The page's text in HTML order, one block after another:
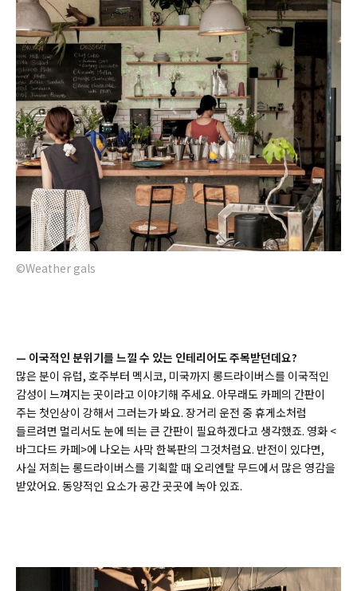
©Weather gals
— 이국적인 분위기를 느낄 수 있는 인테리어도 주목받던데요?
많은 분이 유럽, 호주부터 멕시코, 미국까지 롱드라이버스를 이국적인
감성이 느껴지는 곳이라고 이야기해 주세요. 아무래도 카페의 간판이
주는 첫인상이 강해서 그러는가 봐요. 장거리 운전 중 휴게소처럼
들르려면 멀리서도 눈에 띄는 큰 간판이 필요하겠다고 생각했죠. 영화 <
바그다드 카페>에 나오는 사막 한복판의 그것처럼요. 반전이 있다면,
사실 저희는 롱드라이버스를 기획할 때 오리엔탈 무드에서 많은 영감을
받았어요. 동양적인 요소가 공간 곳곳에 녹아 있죠.